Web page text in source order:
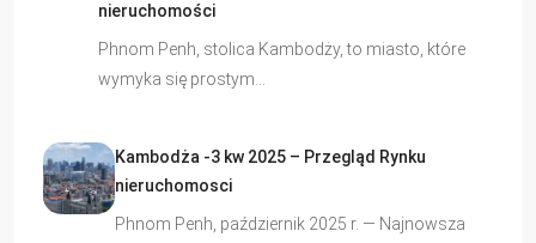
nieruchomości
Phnom Penh, stolica Kambodży, to miasto, które
wymyka się prostym…
Kambodża -3 kw 2025 – Przegląd Rynku
nieruchomosci
Phnom Penh, październik 2025 r. — Najnowsza